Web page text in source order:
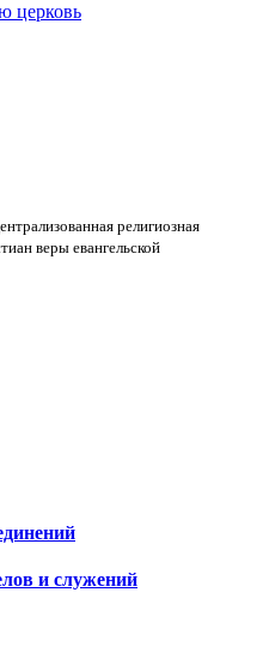
церковь
религиозная
веры евангельской
и служений